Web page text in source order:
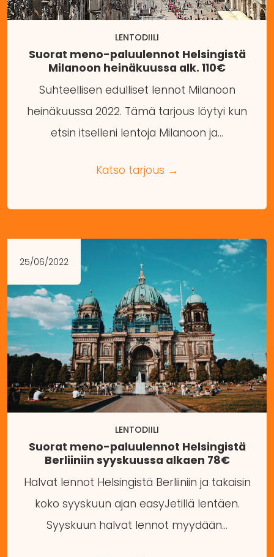
LENTODIILI
Suorat meno-paluulennot Helsingistä
Milanoon heinäkuussa alk. 110€
Suhteellisen edulliset lennot Milanoon
heinäkuussa 2022. Tämä tarjous löytyi kun
etsin itselleni lentoja Milanoon ja…
Katso tarjous →
25/06/2022
LENTODIILI
Suorat meno-paluulennot Helsingistä
Berliiniin syyskuussa alkaen 78€
Halvat lennot Helsingistä Berliiniin ja takaisin
koko syyskuun ajan easyJetillä lentäen.
Syyskuun halvat lennot myydään…